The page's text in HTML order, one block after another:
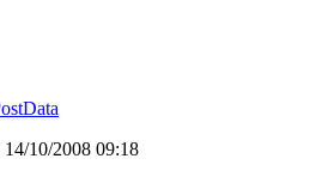
14/10/2008 09:18